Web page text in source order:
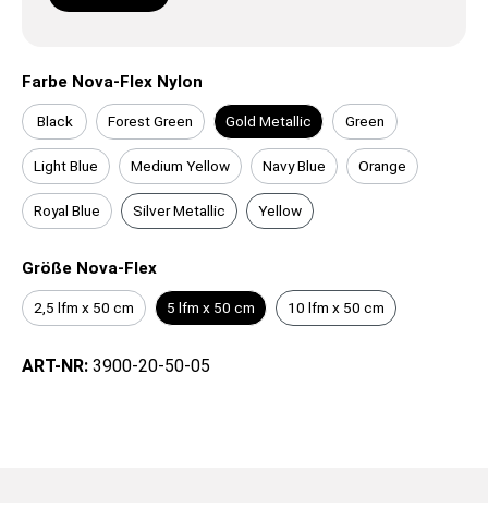
Farbe Nova-Flex Nylon
Black Forest Green Gold Metallic Green
Light Blue Medium Yellow Navy Blue Orange
Royal Blue Silver Metallic Yellow
Größe Nova-Flex
2,5 lfm x 50 cm 5 lfm x 50 cm 10 lfm x 50 cm
ART-NR: 3900-20-50-05